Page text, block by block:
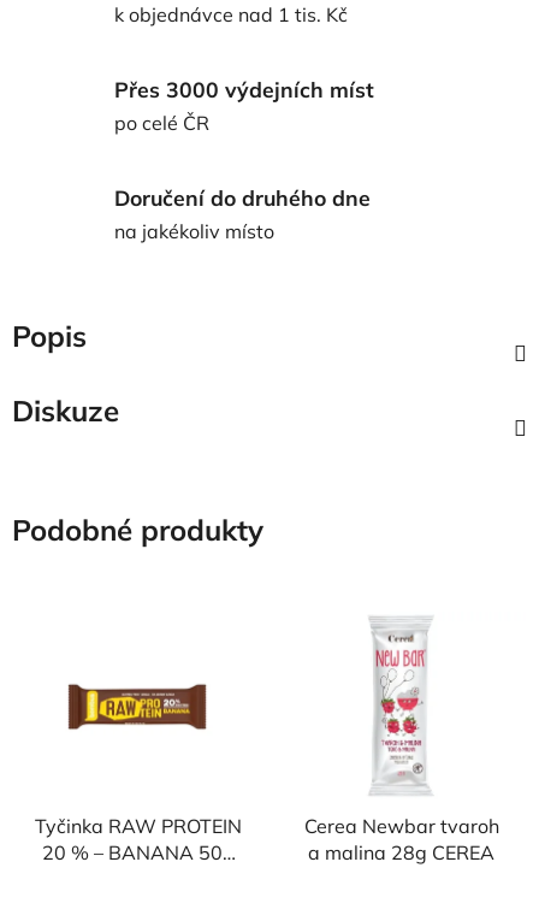
k objednávce nad 1 tis. Kč
Přes 3000 výdejních míst
po celé ČR
Doručení do druhého dne
na jakékoliv místo
Popis
Diskuze
Podobné produkty
Tyčinka RAW PROTEIN
20 % – BANANA 50g
Cerea Newbar tvaroh
a malina 28g CEREA